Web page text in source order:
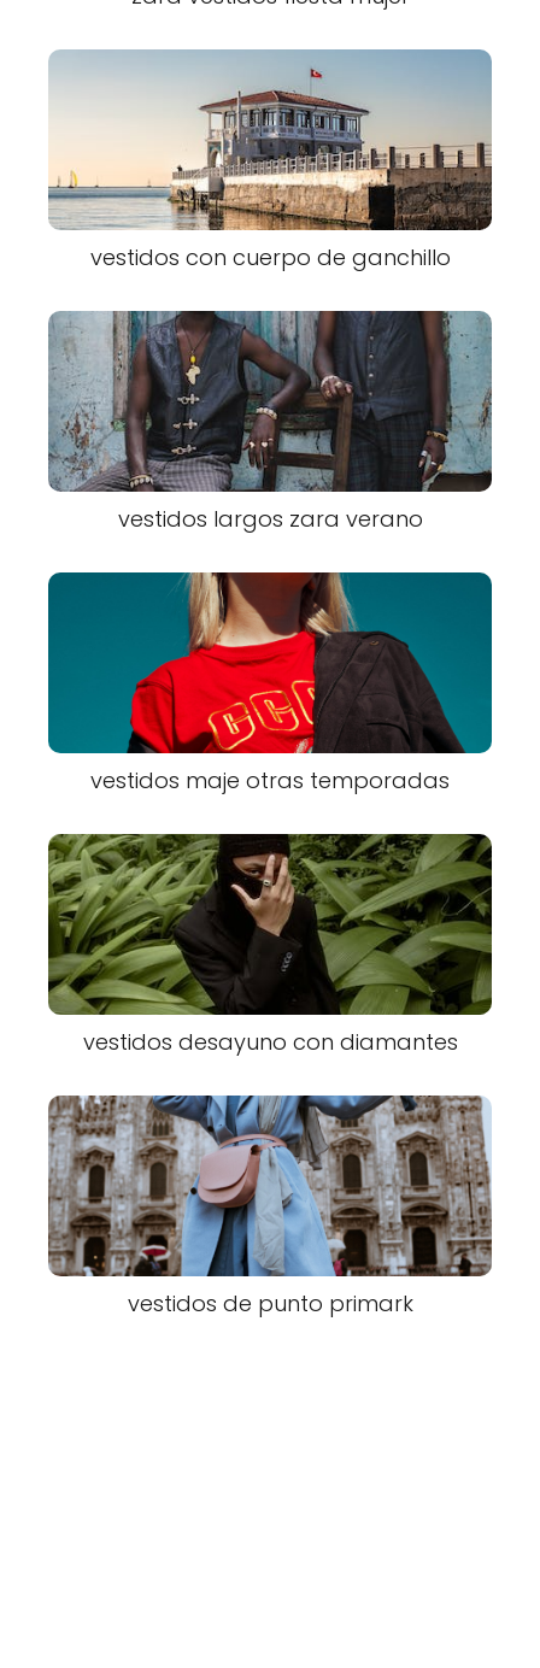
vestidos con cuerpo de ganchillo
vestidos largos zara verano
vestidos maje otras temporadas
vestidos desayuno con diamantes
vestidos de punto primark